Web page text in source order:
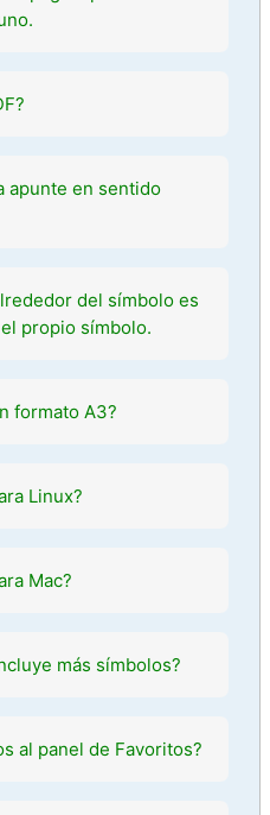
apunte en sentido
del símbolo es
propio símbolo.
formato A3?
Linux?
Mac?
más símbolos?
al panel de Favoritos?